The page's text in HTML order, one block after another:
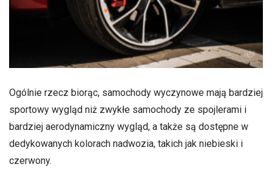
Ogólnie rzecz biorąc, samochody wyczynowe mają bardziej
sportowy wygląd niż zwykłe samochody ze spojlerami i
bardziej aerodynamiczny wygląd, a także są dostępne w
dedykowanych kolorach nadwozia, takich jak niebieski i
czerwony.